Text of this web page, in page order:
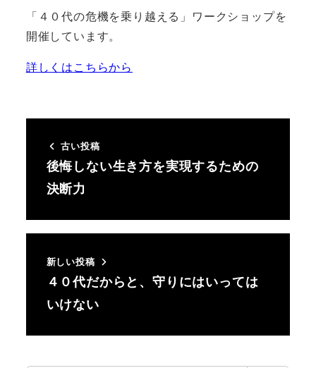
「４０代の危機を乗り越える」ワークショップを
開催しています。
詳しくはこちらから
古い投稿
後悔しない生き方を実現するための
決断力
新しい投稿
４０代だからと、守りにはいっては
いけない